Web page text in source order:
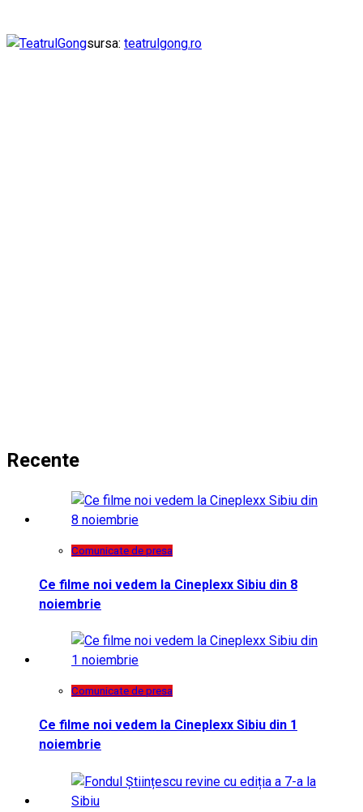
sursa: teatrulgong.ro
Recente
Comunicate de presa
Ce filme noi vedem la Cineplexx Sibiu din 8
noiembrie
Comunicate de presa
Ce filme noi vedem la Cineplexx Sibiu din 1
noiembrie